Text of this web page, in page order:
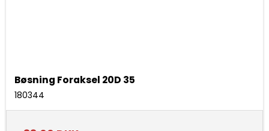
Bøsning Foraksel 20D 35
180344